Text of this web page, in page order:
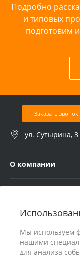
Мы используем
нашими
для анализа
Подробно
и типовых
подготовим
Заказать звонок
ул. Сутырина,
О компании